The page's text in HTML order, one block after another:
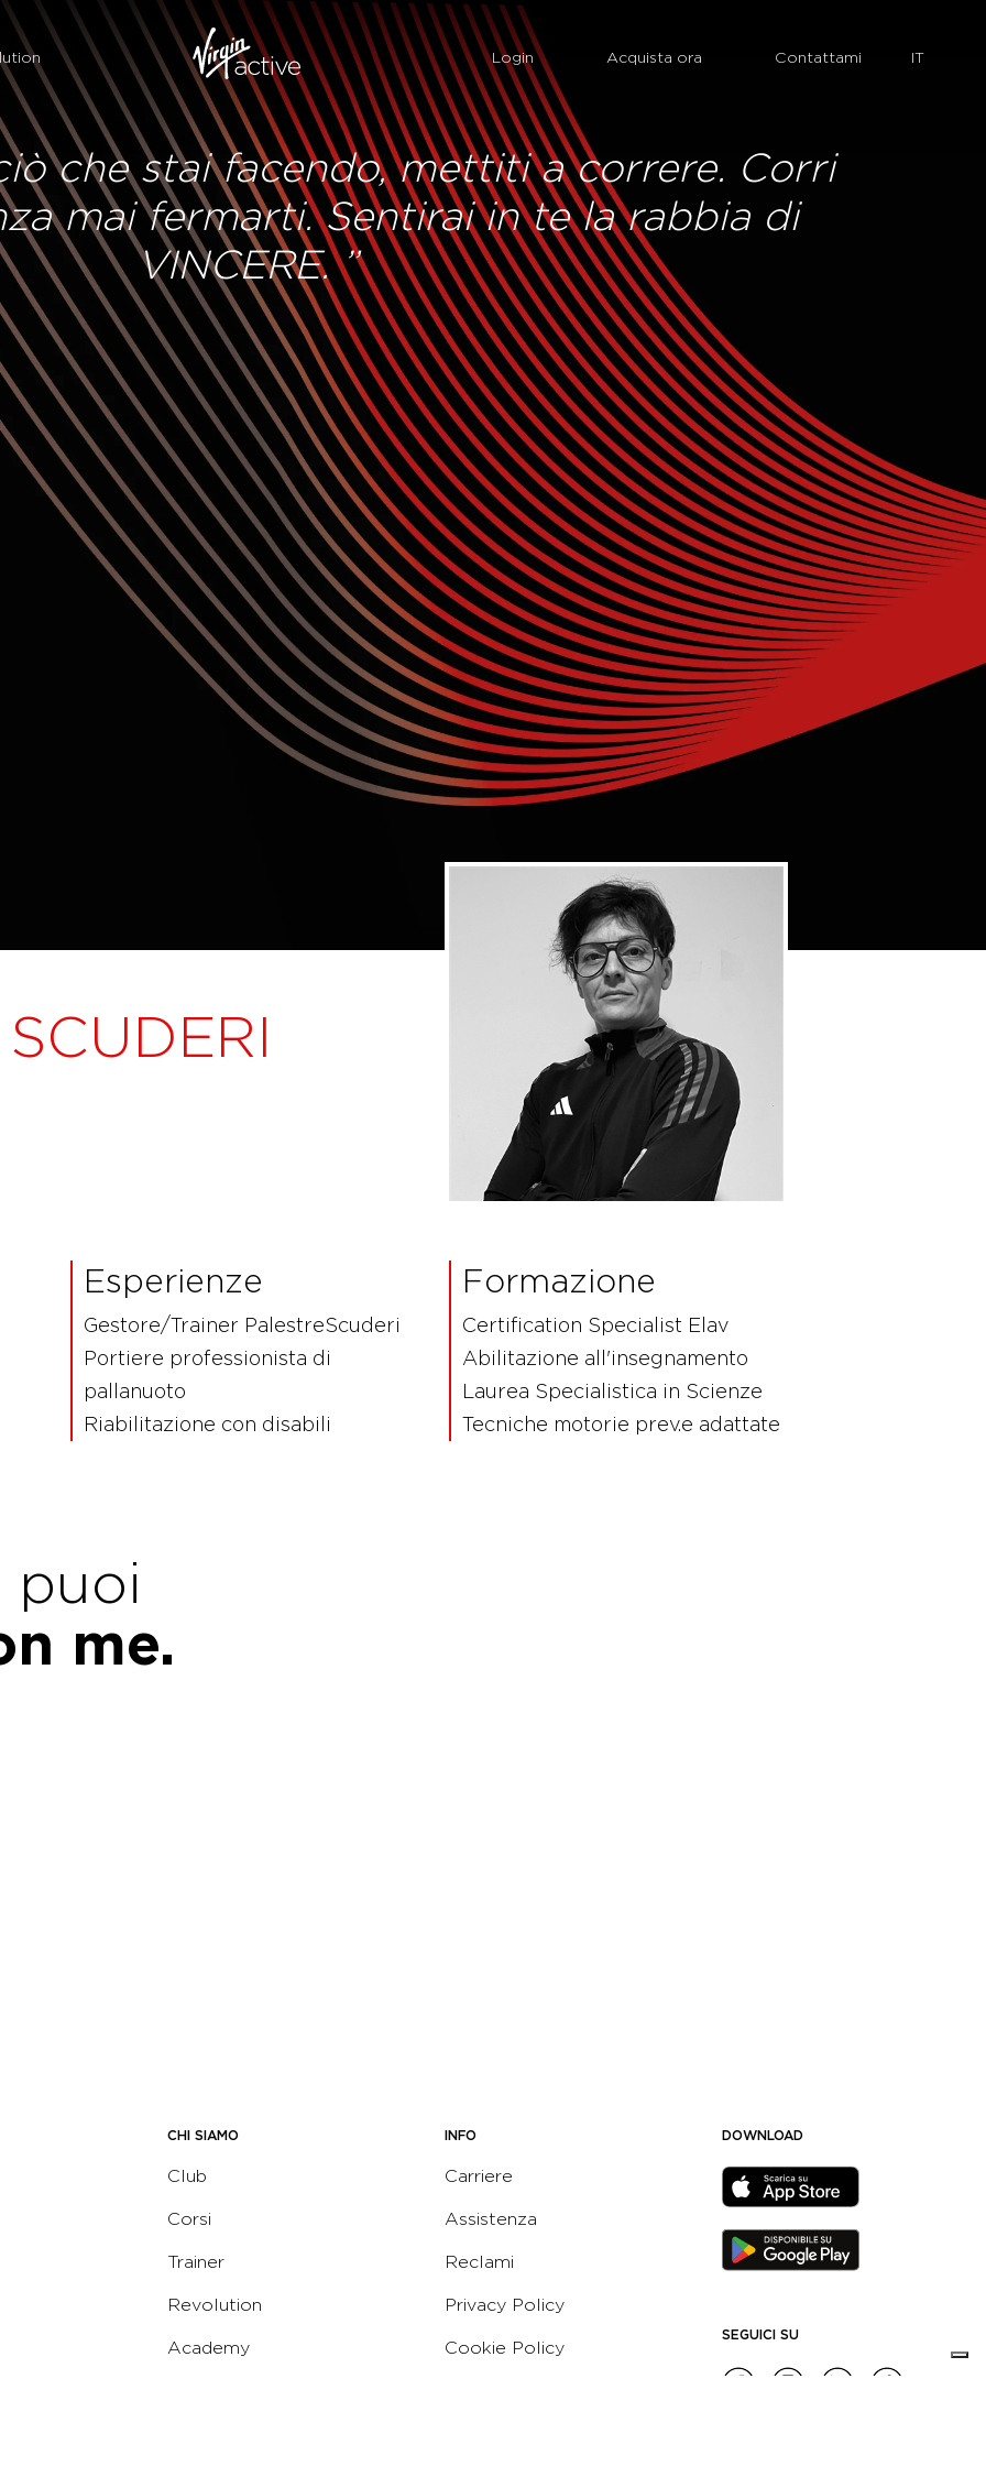
Login Acquista ora Contattami
che stai facendo, mettiti a correre. Corri
mai fermarti. Sentirai in te la rabbia di
VINCERE. ”
Esperienze
Gestore/Trainer PalestreScuderi
Portiere professionista di
pallanuoto
Riabilitazione con disabili
Formazione
Certification Specialist Elav
Abilitazione all'insegnamento
Laurea Specialistica in Scienze
Tecniche motorie prev.e adattate
puoi
me.
CHI SIAMO
Club
Corsi
Trainer
Revolution
Academy
INFO
Carriere
Assistenza
Reclami
Privacy Policy
Cookie Policy
DOWNLOAD
SEGUICI SU